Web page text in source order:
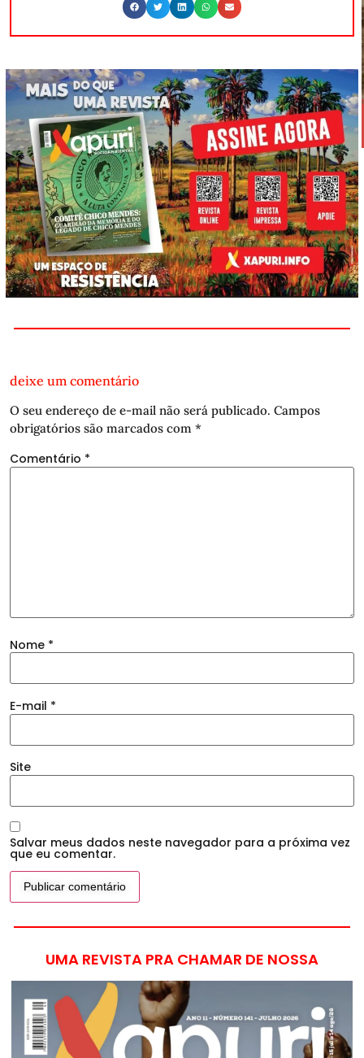
deixe um comentário
O seu endereço de e-mail não será publicado. Campos
obrigatórios são marcados com *
Comentário *
Nome *
E-mail *
Site
Salvar meus dados neste navegador para a próxima vez
que eu comentar.
UMA REVISTA PRA CHAMAR DE NOSSA